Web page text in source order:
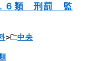
６類 刑罰 監
中央